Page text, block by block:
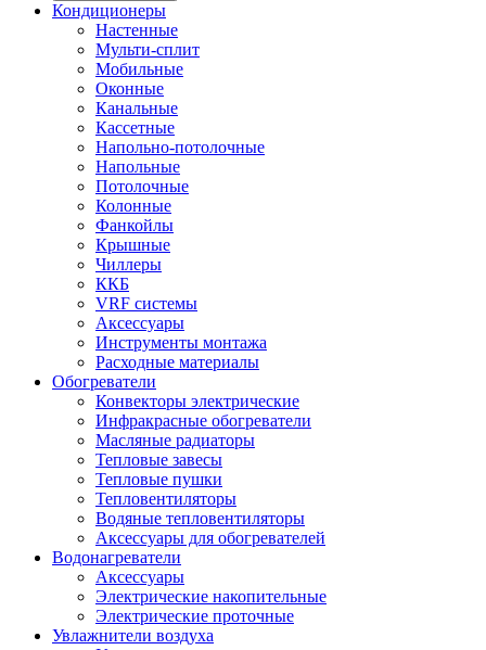
Кондиционеры
Настенные
Мульти-сплит
Мобильные
Оконные
Канальные
Кассетные
Напольно-потолочные
Напольные
Потолочные
Колонные
Фанкойлы
Крышные
Чиллеры
ККБ
VRF системы
Аксессуары
Инструменты монтажа
Расходные материалы
Обогреватели
Конвекторы электрические
Инфракрасные обогреватели
Масляные радиаторы
Тепловые завесы
Тепловые пушки
Тепловентиляторы
Водяные тепловентиляторы
Аксессуары для обогревателей
Водонагреватели
Аксессуары
Электрические накопительные
Электрические проточные
Увлажнители воздуха